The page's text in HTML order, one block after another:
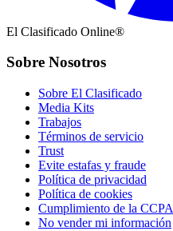
El Clasificado Online®
Sobre Nosotros
Sobre El Clasificado
Media Kits
Trabajos
Términos de servicio
Trust
Evite estafas y fraude
Política de privacidad
Política de cookies
Cumplimiento de la CCPA
No vender mi información